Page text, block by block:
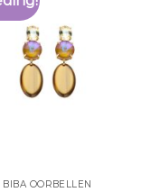
BIBA OORBELLEN